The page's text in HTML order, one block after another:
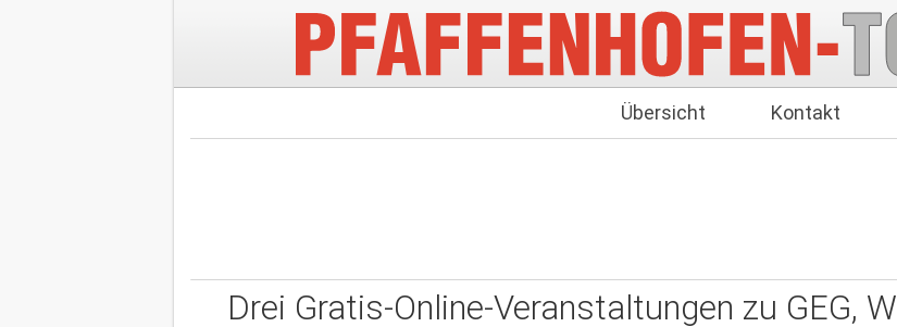
Übersicht Kontakt
Drei Gratis-Online-Veranstaltungen zu GEG,